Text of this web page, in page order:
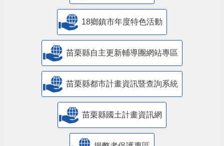
18鄉鎮市年度特色活動
苗栗縣自主更新輔導團網站專區
苗栗縣都市計畫資訊暨查詢系統
苗栗縣國土計畫資訊網
揭弊者保護專區